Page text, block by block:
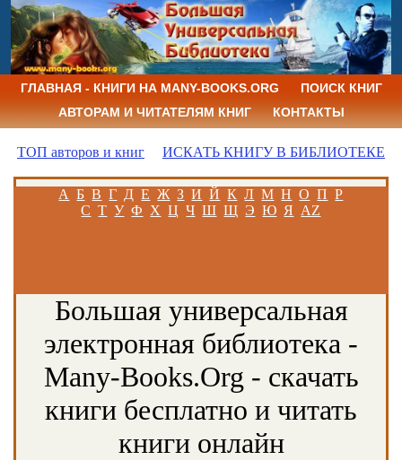
ГЛАВНАЯ - КНИГИ НА MANY-BOOKS.ORG
ПОИСК КНИГ
АВТОРАМ И ЧИТАТЕЛЯМ КНИГ
КОНТАКТЫ
ТОП авторов и книг ИСКАТЬ КНИГУ В БИБЛИОТЕКЕ
А Б В Г Д Е Ж З И Й К Л М Н О П Р
С Т У Ф Х Ц Ч Ш Щ Э Ю Я AZ
Большая универсальная
электронная библиотека -
Many-Books.Org - скачать
книги бесплатно и читать
книги онлайн